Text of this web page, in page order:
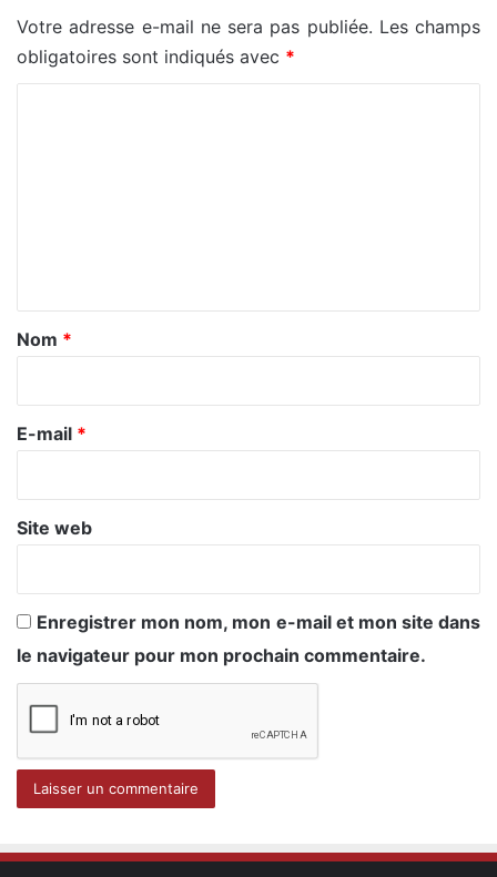
Votre adresse e-mail ne sera pas publiée. Les champs
obligatoires sont indiqués avec *
a
e
Nom *
E-mail *
Site web
Enregistrer mon nom, mon e-mail et mon site dans
le navigateur pour mon prochain commentaire.